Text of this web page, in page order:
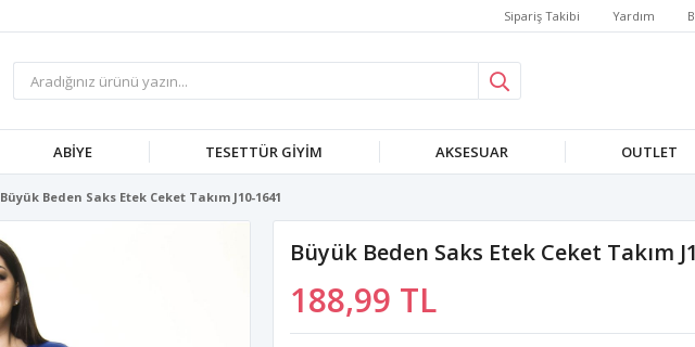
Sipariş Takibi Yardım
ABIYE TESETTÜR GIYIM AKSESUAR OUTLET
Büyük Beden Saks Etek Ceket Takım J10-1641
Büyük Beden Saks Etek Ceket Takım
188,99 TL